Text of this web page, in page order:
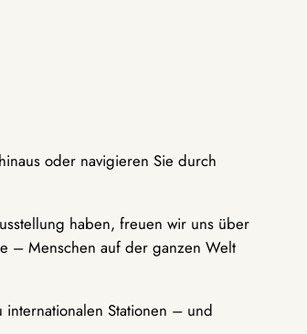
oder navigieren Sie durch
haben, freuen wir uns über
– Menschen auf der ganzen Welt
Stationen – und